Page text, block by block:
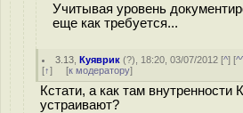
Учитывая уровень
еще как требуется...
3.13 ,Куяврик (?), 18:20, 03/07/2012 [^] [
[↑] [к модератору]
Кстати, а как там
устраивают?